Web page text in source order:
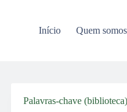
Início Quem somos
Palavras-chave (biblioteca)